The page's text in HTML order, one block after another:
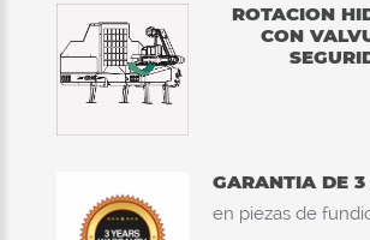
ROTACION
CON
GARANTIA DE
en piezas de